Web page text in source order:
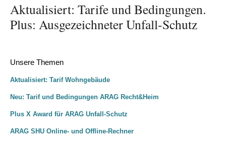
Aktualisiert: Tarife und Bedingungen.
Plus: Ausgezeichneter Unfall-Schutz
Unsere Themen
Aktualisiert: Tarif Wohngebäude
Neu: Tarif und Bedingungen ARAG Recht&Heim
Plus X Award für ARAG Unfall-Schutz
ARAG SHU Online- und Offline-Rechner